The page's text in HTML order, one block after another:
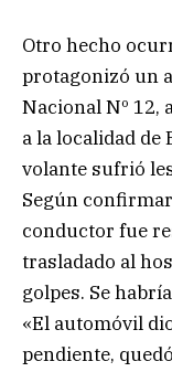
Otro hecho
protagonizó un
Nacional Nº 12,
a la localidad de
volante sufrió
Según
conductor fue
trasladado al
golpes. Se
«El automóvil
pendiente,